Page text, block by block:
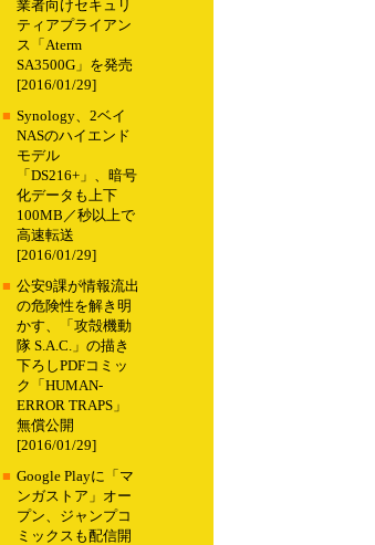
業者向けセキュリ
ティアプライアン
ス「Aterm
SA3500G」を発売
[2016/01/29]
■ Synology、2ベイ
NASのハイエンド
モデル
「DS216+」、暗号
化データも上下
100MB／秒以上で
高速転送
[2016/01/29]
■ 公安9課が情報流出
の危険性を解き明
かす、「攻殻機動
隊 S.A.C.」の描き
下ろしPDFコミッ
ク「HUMAN-
ERROR TRAPS」
無償公開
[2016/01/29]
■ Google Playに「マ
ンガストア」オー
プン、ジャンプコ
ミックスも配信開